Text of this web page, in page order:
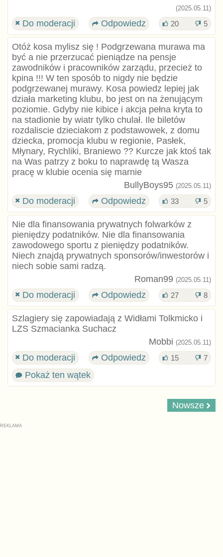
(2025.05.11)
Do moderacji Odpowiedz 20 5
Otóż kosa mylisz się ! Podgrzewana murawa ma
być a nie przerzucać pieniądze na pensje
zawodników i pracowników zarządu, przecież to
kpina !!! W ten sposób to nigdy nie będzie
podgrzewanej murawy. Kosa powiedz lepiej jak
działa marketing klubu, bo jest on na żenującym
poziomie. Gdyby nie kibice i akcja pełna kryta to
na stadionie by wiatr tylko chulał. Ile biletów
rozdaliscie dzieciakom z podstawowek, z domu
dziecka, promocja klubu w regionie, Pasłek,
Młynary, Rychliki, Braniewo ?? Kurcze jak ktoś tak
na Was patrzy z boku to naprawdę tą Wasza
pracę w klubie ocenia się marnie
BullyBoys95 (2025.05.11)
Do moderacji Odpowiedz 33 5
Nie dla finansowania prywatnych folwarków z
pieniędzy podatników. Nie dla finansowania
zawodowego sportu z pieniędzy podatników.
Niech znajdą prywatnych sponsorów/inwestorów i
niech sobie sami radzą.
Roman99 (2025.05.11)
Do moderacji Odpowiedz 27 8
Szlagiery się zapowiadają z Widłami Tolkmicko i
LZS Szmacianka Suchacz
Mobbi (2025.05.11)
Do moderacji Odpowiedz 15 7
Pokaż ten wątek
Nowsze